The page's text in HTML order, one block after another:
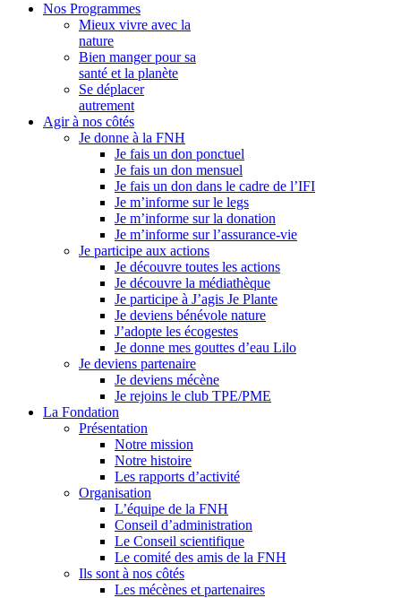
Nos Programmes
Mieux vivre avec la
nature
Bien manger pour sa
santé et la planète
Se déplacer
autrement
Agir à nos côtés
Je donne à la FNH
Je fais un don ponctuel
Je fais un don mensuel
Je fais un don dans le cadre de l’IFI
Je m’informe sur le legs
Je m’informe sur la donation
Je m’informe sur l’assurance-vie
Je participe aux actions
Je découvre toutes les actions
Je découvre la médiathèque
Je participe à J’agis Je Plante
Je deviens bénévole nature
J’adopte les écogestes
Je donne mes gouttes d’eau Lilo
Je deviens partenaire
Je deviens mécène
Je rejoins le club TPE/PME
La Fondation
Présentation
Notre mission
Notre histoire
Les rapports d’activité
Organisation
L’équipe de la FNH
Conseil d’administration
Le Conseil scientifique
Le comité des amis de la FNH
Ils sont à nos côtés
Les mécènes et partenaires